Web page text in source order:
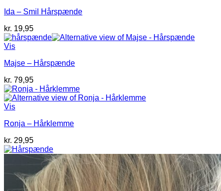
Ida – Smil Hårspænde
kr. 19,95
Vis
Majse – Hårspænde
kr. 79,95
Vis
Ronja – Hårklemme
kr. 29,95